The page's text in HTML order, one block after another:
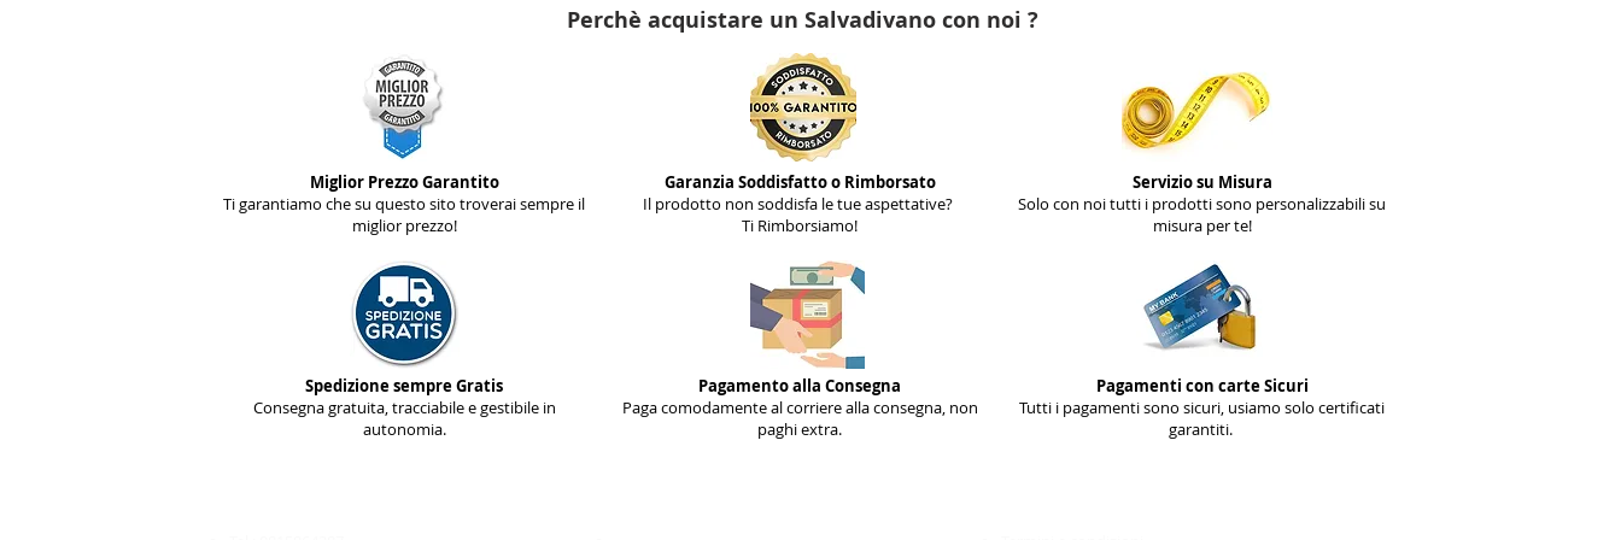
Perchè acquistare un Salvadivano con noi ?
Miglior Prezzo Garantito
Ti garantiamo che su questo sito troverai sempre il
miglior prezzo!
Spedizione sempre Gratis
Consegna gratuita, tracciabile e gestibile in
autonomia.
Garanzia Soddisfatto o Rimborsato
Il prodotto non soddisfa le tue aspettative?
Ti Rimborsiamo!
Pagamento alla Consegna
Paga comodamente al corriere alla consegna, non
paghi extra.
Servizio su Misura
Solo con noi tutti i prodotti sono personalizzabili su
misura per te!
Pagamenti con carte Sicuri
Tutti i pagamenti sono sicuri, usiamo solo certificati
garantiti.